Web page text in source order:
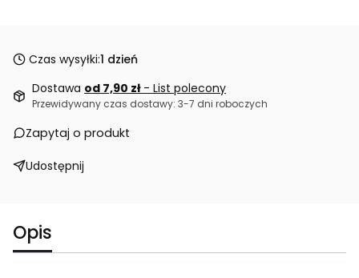
Czas wysyłki:1 dzień
Dostawa od 7,90 zł - List polecony
Przewidywany czas dostawy: 3-7 dni roboczych
Zapytaj o produkt
Udostępnij
Opis